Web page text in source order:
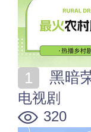
黑暗
电视剧
320